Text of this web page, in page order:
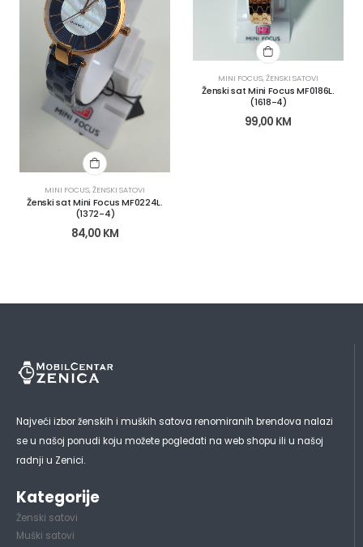
MINI FOCUS,ŽENSKI SATOVI
Ženski sat Mini Focus MF0224L.
(1372-4)
84,00 KM
MINI FOCUS,ŽENSKI SATOVI
Ženski sat Mini Focus MF0186L.
(1618-4)
99,00 KM
Najveći izbor ženskih i muških satova renomiranih brendova nalazi
se u našoj ponudi koju možete pogledati na web shopu ili u našoj
radnji u Zenici.
Kategorije
Ženski satovi
Muški satovi